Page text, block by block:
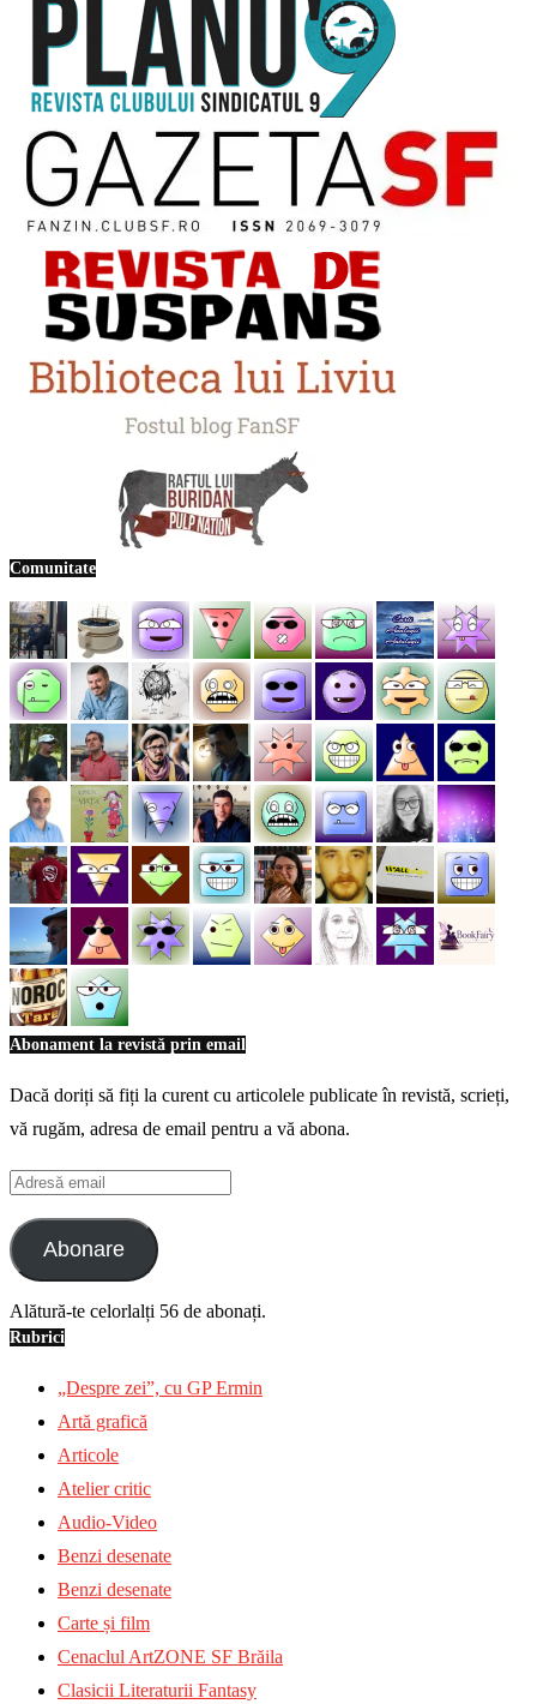
Comunitate
Abonament la revistă prin email
Dacă doriți să fiți la curent cu articolele publicate în revistă, scrieți,
vă rugăm, adresa de email pentru a vă abona.
Adresă
email
Abonare
Alătură-te celorlalți 56 de abonați.
Rubrici
„Despre zei”, cu GP Ermin
Artă grafică
Articole
Atelier critic
Audio-Video
Benzi desenate
Benzi desenate
Carte și film
Cenaclul ArtZONE SF Brăila
Clasicii Literaturii Fantasy